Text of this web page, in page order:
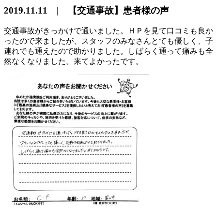
2019.11.11 | 【交通事故】患者様の声
交通事故がきっかけで通いました。ＨＰを見て口コミも良か
ったので来ましたが、スタッフのみなさんとても優しく、子
連れでも通えたので助かりました。しばらく通って痛みも全
然なくなりました。来てよかったです。